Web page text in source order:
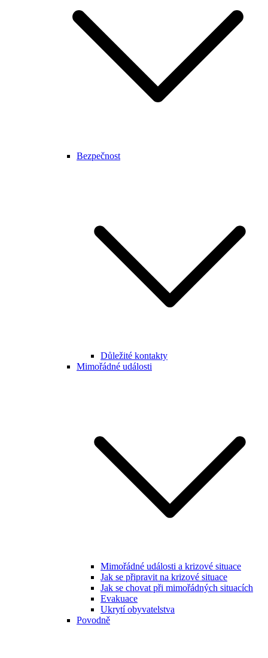
Bezpečnost
Důležité kontakty
Mimořádné události
Mimořádné události a krizové situace
Jak se připravit na krizové situace
Jak se chovat při mimořádných situacích
Evakuace
Ukrytí obyvatelstva
Povodně